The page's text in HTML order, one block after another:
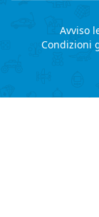
Avviso
Condizioni